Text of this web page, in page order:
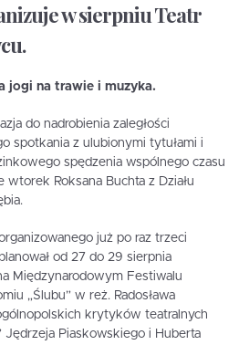
w sierpniu Teatr
jogi na trawie i muzyka.
do nadrobienia zaległości
spotkania z ulubionymi tytułami i
spędzenia wspólnego czasu
wtorek Roksana Buchta z Działu
już po raz trzeci
od 27 do 29 sierpnia
Międzynarodowym Festiwalu
„Ślubu” w reż. Radosława
krytyków teatralnych
Jędrzeja Piaskowskiego i Huberta